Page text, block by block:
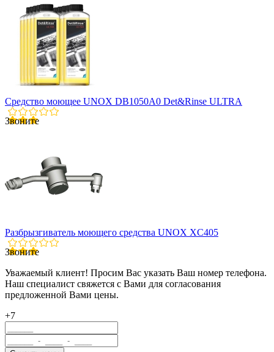
Средство моющее UNOX DB1050A0 Det&Rinse ULTRA
Звоните
Разбрызгиватель моющего средства UNOX XC405
Звоните
Уважаемый клиент! Просим Вас указать Ваш номер телефона.
Наш специалист свяжется с Вами для согласования
предложенной Вами цены.
+7